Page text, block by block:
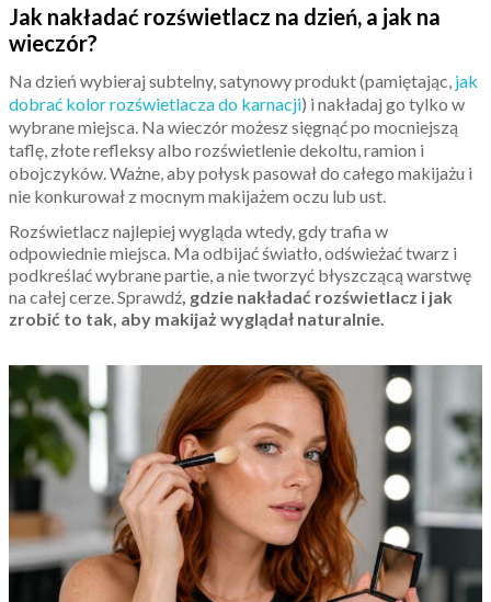
Jak nakładać rozświetlacz na dzień, a jak na
wieczór?
Na dzień wybieraj subtelny, satynowy produkt (pamiętając, jak
dobrać kolor rozświetlacza do karnacji) i nakładaj go tylko w
wybrane miejsca. Na wieczór możesz sięgnąć po mocniejszą
taflę, złote refleksy albo rozświetlenie dekoltu, ramion i
obojczyków. Ważne, aby połysk pasował do całego makijażu i
nie konkurował z mocnym makijażem oczu lub ust.
Rozświetlacz najlepiej wygląda wtedy, gdy trafia w
odpowiednie miejsca. Ma odbijać światło, odświeżać twarz i
podkreślać wybrane partie, a nie tworzyć błyszczącą warstwę
na całej cerze. Sprawdź, gdzie nakładać rozświetlacz i jak
zrobić to tak, aby makijaż wyglądał naturalnie.